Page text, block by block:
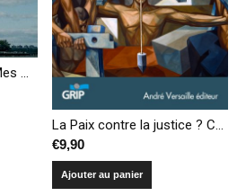
La liberté sinon rien – Mes Amériques de Bastogne à Bagdad
La Paix contre la justice ? Comment reconstruire un état avec des criminels de guerre
€9,90
Ajouter au panier